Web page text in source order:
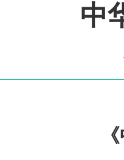
中